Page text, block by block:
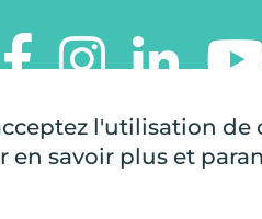
l'utilisation
en savoir plus et
TOUTES À L'ÉCOLE
112, rue de Paris